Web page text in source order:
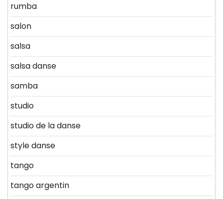
rumba
salon
salsa
salsa danse
samba
studio
studio de la danse
style danse
tango
tango argentin